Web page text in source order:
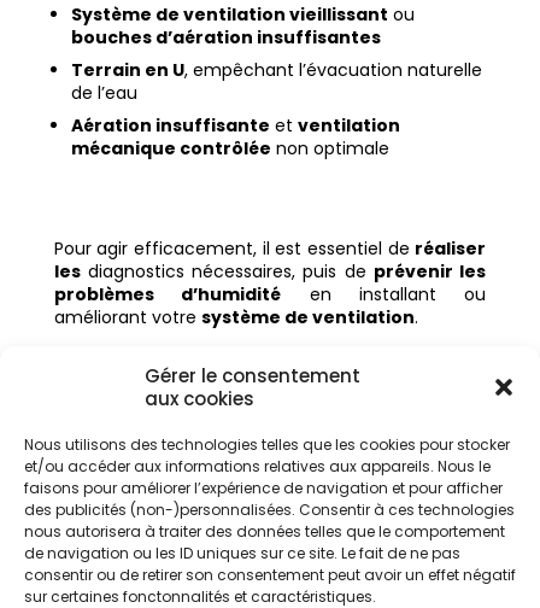
Gérer le consentement
aux cookies
Nous utilisons des technologies telles que les cookies pour stocker
et/ou accéder aux informations relatives aux appareils. Nous le
faisons pour améliorer l’expérience de navigation et pour afficher
des publicités (non-)personnalisées. Consentir à ces technologies
nous autorisera à traiter des données telles que le comportement
de navigation ou les ID uniques sur ce site. Le fait de ne pas
consentir ou de retirer son consentement peut avoir un effet négatif
sur certaines fonctonnalités et caractéristiques.
Système de ventilation vieillissant ou
bouches d’aération insuffisantes
Terrain en U, empêchant l’évacuation naturelle
de l’eau
Aération insuffisante et ventilation
mécanique contrôlée non optimale
Pour agir efficacement, il est essentiel de réaliser
lesdiagnostics nécessaires, puis de prévenir les
problèmes d’humidité en installant ou
améliorant votre système de ventilation.
Vous souhaitez effectuer l’installation d’un
connaître davantage l’effet de l’humidité sur
la santé ? Contactez nos experts et bénéficiez
d’un devis et d’un diagnostic d’humidité
gratuit pour vos travaux.
Demandez un devis gratuit